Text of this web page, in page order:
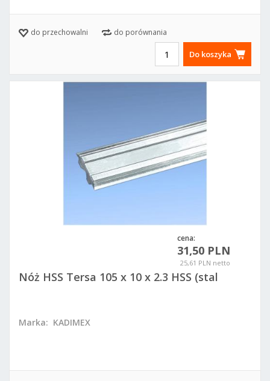
do przechowalni do porównania
Do koszyka
cena:
31,50 PLN
25,61 PLN netto
Nóż HSS Tersa 105 x 10 x 2.3 HSS (stal
Marka: KADIMEX